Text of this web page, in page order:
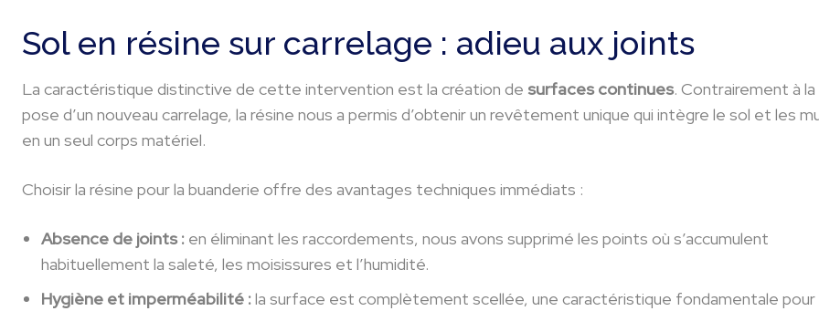
Sol en résine sur carrelage : adieu aux joints
La caractéristique distinctive de cette intervention est la création de surfaces continues. Contrairement à la
pose d’un nouveau carrelage, la résine nous a permis d’obtenir un revêtement unique qui intègre le sol et les
en un seul corps matériel.
Choisir la résine pour la buanderie offre des avantages techniques immédiats :
Absence de joints : en éliminant les raccordements, nous avons supprimé les points où s’accumulent
habituellement la saleté, les moisissures et l’humidité.
Hygiène et imperméabilité :la surface est complètement scellée, une caractéristique fondamentale pour